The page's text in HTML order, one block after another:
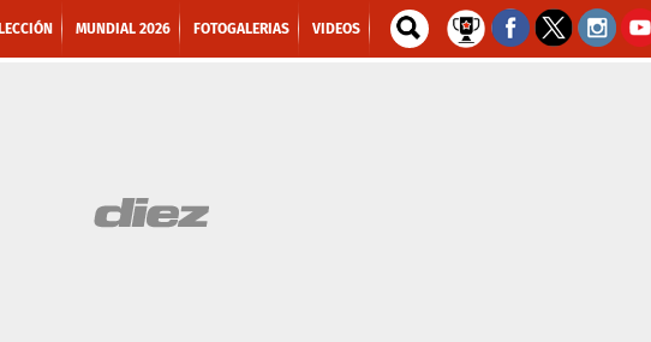
MUNDIAL 2026 FOTOGALERIAS VIDEOS